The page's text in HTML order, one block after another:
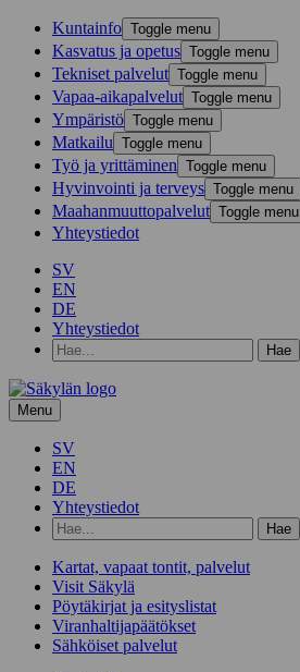
Kunta­info Toggle menu
Kasvatus ja opetus Toggle menu
Tekniset palvelut Toggle menu
Vapaa-aika­palvelut Toggle menu
Ympä­ristö Toggle menu
Mat­kailu Toggle menu
Työ ja yrittä­minen Toggle menu
Hyvinvointi ja terveys Toggle menu
Maahanmuuttopalvelut Toggle menu
Yhteystiedot
SV
EN
DE
Yhteystiedot
Hae
hakusanalla:
Menu
SV
EN
DE
Yhteystiedot
Hae
hakusanalla:
Kartat, vapaat tontit, palvelut
Visit Säkylä
Pöytäkirjat ja esityslistat
Viranhaltijapäätökset
Sähköiset palvelut